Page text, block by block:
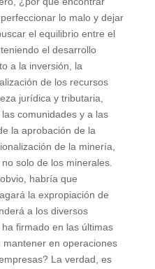
lo malo y dejar
el equilibrio entre el
el desarrollo
a la inversión, la
de los recursos
jurídica y tributaria,
comunidades y a las
la aprobación de la
de la minería,
solo de los minerales.
habría que
la expropiación de
a los diversos
firmado en las últimas
en operaciones
La verdad, es